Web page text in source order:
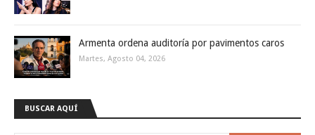
Armenta ordena auditoría por pavimentos caros
Martes, Agosto 04, 2026
BUSCAR AQUÍ